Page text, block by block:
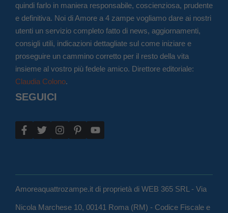
quindi farlo in maniera responsabile, coscienziosa, prudente
e definitiva. Noi di Amore a 4 zampe vogliamo dare ai nostri
utenti un servizio completo fatto di news, aggiornamenti,
consigli utili, indicazioni dettagliate sul come iniziare e
proseguire un cammino corretto per il resto della vita
insieme al vostro più fedele amico. Direttore editoriale:
Claudia Colono.
SEGUICI
Amoreaquattrozampe.it di proprietà di WEB 365 SRL - Via
Nicola Marchese 10, 00141 Roma (RM) - Codice Fiscale e